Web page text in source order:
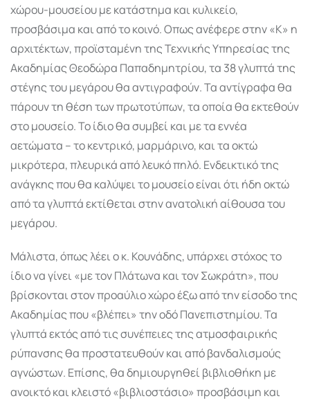
χώρου-μουσείου με κατάστημα και κυλικείο,
προσβάσιμα και από το κοινό. Οπως ανέφερε στην «Κ» η
αρχιτέκτων, προϊσταμένη της Τεχνικής Υπηρεσίας της
Ακαδημίας Θεοδώρα Παπαδημητρίου, τα 38 γλυπτά της
στέγης του μεγάρου θα αντιγραφούν. Τα αντίγραφα θα
πάρουν τη θέση των πρωτοτύπων, τα οποία θα εκτεθούν
στο μουσείο. Το ίδιο θα συμβεί και με τα εννέα
αετώματα – το κεντρικό, μαρμάρινο, και τα οκτώ
μικρότερα, πλευρικά από λευκό πηλό. Ενδεικτικό της
ανάγκης που θα καλύψει το μουσείο είναι ότι ήδη οκτώ
από τα γλυπτά εκτίθεται στην ανατολική αίθουσα του
μεγάρου.
Μάλιστα, όπως λέει ο κ. Κουνάδης, υπάρχει στόχος το
ίδιο να γίνει «με τον Πλάτωνα και τον Σωκράτη», που
βρίσκονται στον προαύλιο χώρο έξω από την είσοδο της
Ακαδημίας που «βλέπει» την οδό Πανεπιστημίου. Τα
γλυπτά εκτός από τις συνέπειες της ατμοσφαιρικής
ρύπανσης θα προστατευθούν και από βανδαλισμούς
αγνώστων. Επίσης, θα δημιουργηθεί βιβλιοθήκη με
ανοικτό και κλειστό «βιβλιοστάσιο» προσβάσιμη και